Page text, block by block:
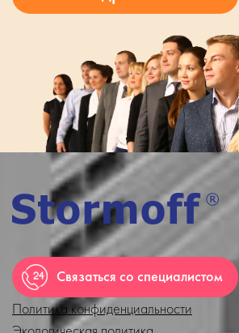
Связаться со специалистом
Политика конфиденциальности